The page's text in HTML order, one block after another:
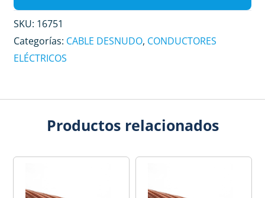
SKU: 16751
Categorías: CABLE DESNUDO, CONDUCTORES
ELÉCTRICOS
Productos relacionados